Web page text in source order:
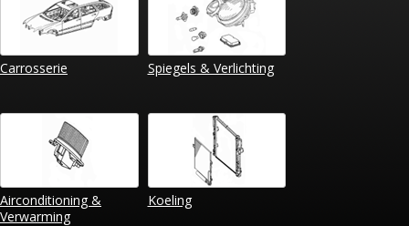
Carrosserie Spiegels & Verlichting
Airconditioning &
Verwarming
Koeling